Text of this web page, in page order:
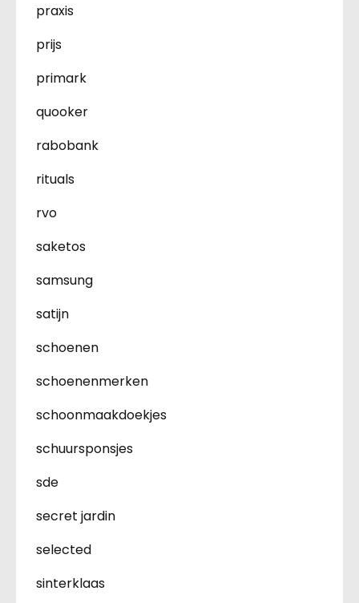
praxis
prijs
primark
quooker
rabobank
rituals
rvo
saketos
samsung
satijn
schoenen
schoenenmerken
schoonmaakdoekjes
schuursponsjes
sde
secret jardin
selected
sinterklaas